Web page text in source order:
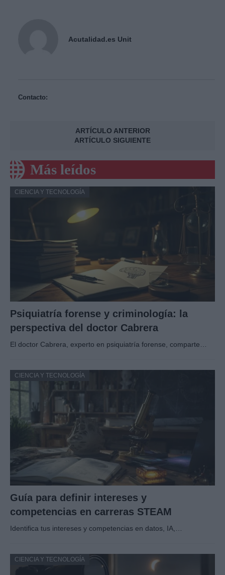
Acutalidad.es Unit
Contacto:
ARTÍCULO ANTERIOR
ARTÍCULO SIGUIENTE
Más leídos
CIENCIA Y TECNOLOGÍA
Psiquiatría forense y criminología: la
perspectiva del doctor Cabrera
El doctor Cabrera, experto en psiquiatría forense, comparte…
CIENCIA Y TECNOLOGÍA
Guía para definir intereses y
competencias en carreras STEAM
Identifica tus intereses y competencias en datos, IA,…
CIENCIA Y TECNOLOGÍA